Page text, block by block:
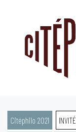
Citéphilo 2021